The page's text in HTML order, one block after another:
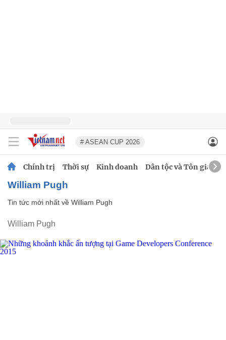
# ASEAN CUP 2026
Chính trị Thời sự Kinh doanh Dân tộc và Tôn giáo
William Pugh
Tin tức mới nhất về William Pugh
William Pugh